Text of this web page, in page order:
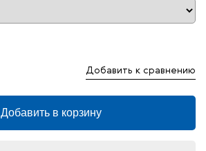
Таблица размеров
Добавить к сравнению
Добавить в корзину